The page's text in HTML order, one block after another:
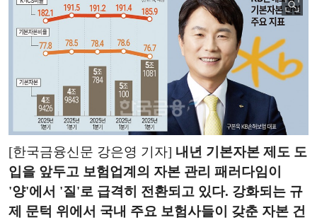
[한국금융신문 강은영 기자] 내년 기본자본 제도 도
입을 앞두고 보험업계의 자본 관리 패러다임이
'양'에서 '질'로 급격히 전환되고 있다. 강화되는 규
제 문턱 위에서 국내 주요 보험사들이 갖춘 자본 건